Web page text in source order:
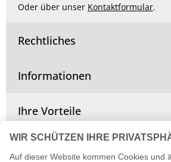
Oder über unser Kontaktformular.
Rechtliches
Informationen
Ihre Vorteile
Vertrag widerrufen